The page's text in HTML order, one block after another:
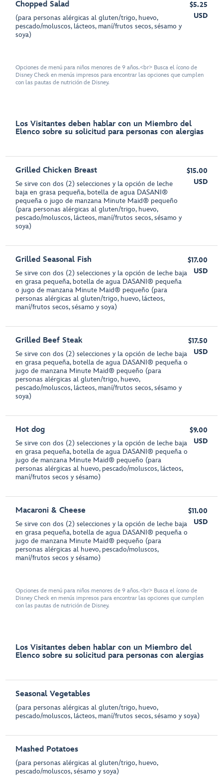
Chopped Salad
(para personas alérgicas al gluten/trigo, huevo,
pescado/moluscos, lácteos, maní/frutos secos, sésamo y
soya)
$5.25
USD
Opciones de menú para niños menores de 9 años.<br> Busca el ícono de
Disney Check en menús impresos para encontrar las opciones que cumplen
con las pautas de nutrición de Disney.
Los Visitantes deben hablar con un Miembro del
Elenco sobre su solicitud para personas con alergias
Grilled Chicken Breast
Se sirve con dos (2) selecciones y la opción de leche
baja en grasa pequeña, botella de agua DASANI®
pequeña o jugo de manzana Minute Maid® pequeño
(para personas alérgicas al gluten/trigo, huevo,
pescado/moluscos, lácteos, maní/frutos secos, sésamo y
soya)
$15.00
USD
Grilled Seasonal Fish
Se sirve con dos (2) selecciones y la opción de leche baja
en grasa pequeña, botella de agua DASANI® pequeña
o jugo de manzana Minute Maid® pequeño (para
personas alérgicas al gluten/trigo, huevo, lácteos,
maní/frutos secos, sésamo y soya)
$17.00
USD
Grilled Beef Steak
Se sirve con dos (2) selecciones y la opción de leche baja
en grasa pequeña, botella de agua DASANI® pequeña o
jugo de manzana Minute Maid® pequeño (para
personas alérgicas al gluten/trigo, huevo,
pescado/moluscos, lácteos, maní/frutos secos, sésamo y
soya)
$17.50
USD
Hot dog
Se sirve con dos (2) selecciones y la opción de leche baja
en grasa pequeña, botella de agua DASANI® pequeña o
jugo de manzana Minute Maid® pequeño (para
personas alérgicas al huevo, pescado/moluscos, lácteos,
maní/frutos secos y sésamo)
$9.00
USD
Macaroni & Cheese
Se sirve con dos (2) selecciones y la opción de leche baja
en grasa pequeña, botella de agua DASANI® pequeña o
jugo de manzana Minute Maid® pequeño (para
personas alérgicas al huevo, pescado/moluscos,
maní/frutos secos y sésamo)
$11.00
USD
Opciones de menú para niños menores de 9 años.<br> Busca el ícono de
Disney Check en menús impresos para encontrar las opciones que cumplen
con las pautas de nutrición de Disney.
Los Visitantes deben hablar con un Miembro del
Elenco sobre su solicitud para personas con alergias
Seasonal Vegetables
(para personas alérgicas al gluten/trigo, huevo,
pescado/moluscos, lácteos, maní/frutos secos, sésamo y soya)
Mashed Potatoes
(para personas alérgicas al gluten/trigo, huevo,
pescado/moluscos, sésamo y soya)